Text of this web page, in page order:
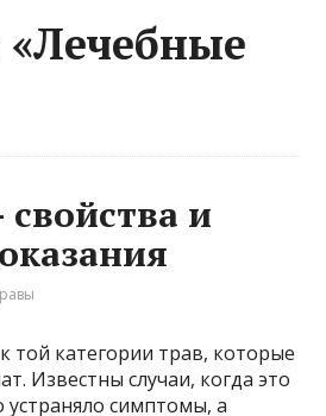
и
той категории трав, которые
Известны случаи, когда это
устраняло симптомы, а